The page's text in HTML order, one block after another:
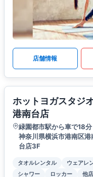
店舗情報
ホットヨガスタジ
港南台店
緑園都市駅から車で18分
神奈川県横浜市港南区
台店3F
タオルレンタル ウェアレ
シャワー
ロッカー 他